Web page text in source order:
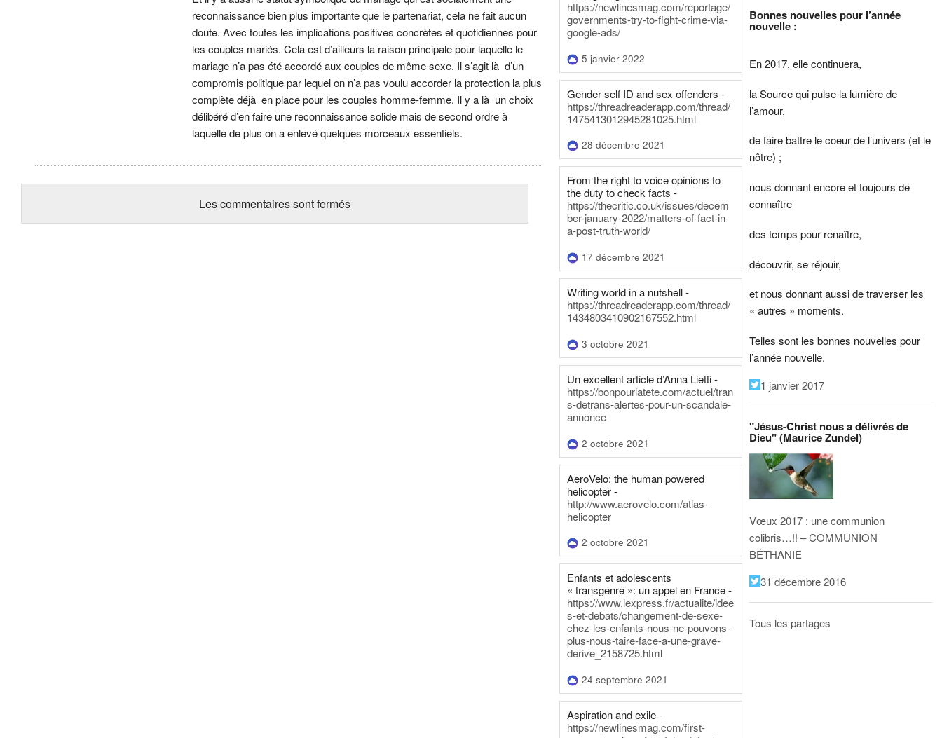
reconnaissance bien plus importante que le partenariat, cela ne fait aucun
doute. Avec toutes les implications positives concrètes et quotidiennes pour
les couples mariés. Cela est d’ailleurs la raison principale pour laquelle le
mariage n’a pas été accordé aux couples de même sexe. Il s’agit là d’un
compromis politique par lequel on n’a pas voulu accorder la protection la plus
complète déjà en place pour les couples homme-femme. Il y a là un choix
délibéré d’en faire une reconnaissance solide mais de second ordre à
laquelle de plus on a enlevé quelques morceaux essentiels.
Les commentaires sont fermés
https://newlinesmag.com/reportage/
governments-try-to-fight-crime-via-
google-ads/
5 janvier 2022
Gender self ID and sex offenders -
https://threadreaderapp.com/thread/
1475413012945281025.html
28 décembre 2021
From the right to voice opinions to
the duty to check facts -
https://thecritic.co.uk/issues/decem
ber-january-2022/matters-of-fact-in-
a-post-truth-world/
17 décembre 2021
Writing world in a nutshell -
https://threadreaderapp.com/thread/
1434803410902167552.html
3 octobre 2021
Un excellent article d’Anna Lietti -
https://bonpourlatete.com/actuel/tran
s-detrans-alertes-pour-un-scandale-
annonce
2 octobre 2021
AeroVelo: the human powered
helicopter -
http://www.aerovelo.com/atlas-
helicopter
2 octobre 2021
Enfants et adolescents
« transgenre »: un appel en France -
https://www.lexpress.fr/actualite/idee
s-et-debats/changement-de-sexe-
chez-les-enfants-nous-ne-pouvons-
plus-nous-taire-face-a-une-grave-
derive_2158725.html
24 septembre 2021
Aspiration and exile -
https://newlinesmag.com/first-
Bonnes nouvelles pour l’année
nouvelle :
En 2017, elle continuera,
la Source qui pulse la lumière de
l’amour,
de faire battre le coeur de l’univers (et le
nôtre) ;
nous donnant encore et toujours de
connaître
des temps pour renaître,
découvrir, se réjouir,
et nous donnant aussi de traverser les
« autres » moments.
Telles sont les bonnes nouvelles pour
l’année nouvelle.
1 janvier 2017
"Jésus-Christ nous a délivrés de
Dieu" (Maurice Zundel)
Vœux 2017 : une communion
colibris…!! – COMMUNION
BÉTHANIE
31 décembre 2016
Tous les partages